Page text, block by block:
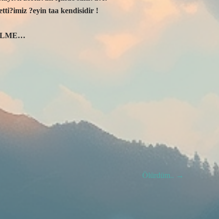
?eyin taa kendisidir !
Ölürdüm.. →